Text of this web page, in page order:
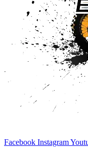
Facebook Instagram